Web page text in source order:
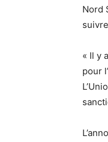
Nord
« Il y
pour